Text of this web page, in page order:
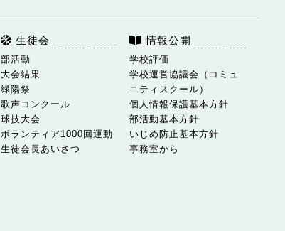
生徒会
部活動
大会結果
緑陽祭
歌声コンクール
球技大会
ボランティア1000回運動
生徒会長あいさつ
情報公開
学校評価
学校運営協議会（コミュ
ニティスクール）
個人情報保護基本方針
部活動基本方針
いじめ防止基本方針
事務室から